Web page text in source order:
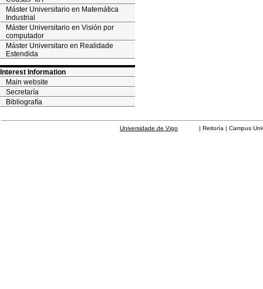
Máster Universitario en Matemática
Industrial
Máster Universitario en Visión por
computador
Máster Universitaro en Realidade
Estendida
Interest Information
Main website
Secretaría
Bibliografía
Universidade de Vigo | Reitoría | Campus